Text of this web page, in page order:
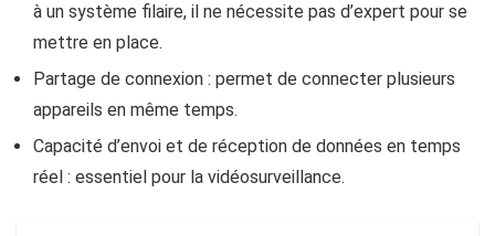
à un système filaire, il ne nécessite pas d’expert pour se
mettre en place.
Partage de connexion : permet de connecter plusieurs
appareils en même temps.
Capacité d’envoi et de réception de données en temps
réel : essentiel pour la vidéosurveillance.